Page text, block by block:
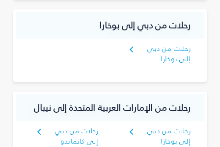
رحلات من دبي إلى بوخارا
رحلات من دبي
إلى بوخارا
رحلات من الإمارات العربية المتحدة إلى نيبال
رحلات من دبي
إلى بوخارا
رحلات من دبي
إلى كاتماندو